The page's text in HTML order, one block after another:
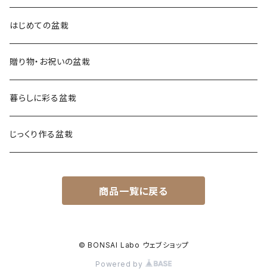
はじめての盆栽
贈り物・お祝いの盆栽
暮らしに彩る盆栽
じっくり作る盆栽
商品一覧に戻る
© BONSAI Labo ウェブショップ
Powered by